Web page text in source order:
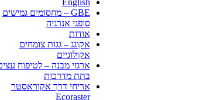
English
GBE – מחסומים גמישים
סופגי אנרגיה
אודות
אקוגג – גגות צומחים
אקולוגיים
ארגזי מבנה – לטיפוח
בתת מדרכות
אריחי דרך אקוראסטר
Ecoraster